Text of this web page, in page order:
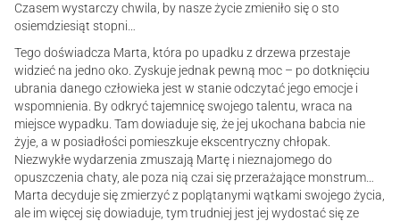
Czasem wystarczy chwila, by nasze życie zmieniło się o sto
osiemdziesiąt stopni…
Tego doświadcza Marta, która po upadku z drzewa przestaje
widzieć na jedno oko. Zyskuje jednak pewną moc – po dotknięciu
ubrania danego człowieka jest w stanie odczytać jego emocje i
wspomnienia. By odkryć tajemnicę swojego talentu, wraca na
miejsce wypadku. Tam dowiaduje się, że jej ukochana babcia nie
żyje, a w posiadłości pomieszkuje ekscentryczny chłopak.
Niezwykłe wydarzenia zmuszają Martę i nieznajomego do
opuszczenia chaty, ale poza nią czai się przerażające monstrum…
Marta decyduje się zmierzyć z poplątanymi wątkami swojego życia,
ale im więcej się dowiaduje, tym trudniej jest jej wydostać się ze